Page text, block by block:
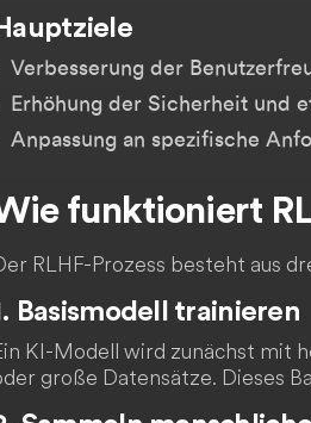
Verbesserung der
Erhöhung der Sicherheit und
Anpassung an spezifische
funktioniert
RLHF-Prozess besteht aus
Basismodell trainieren
KI-Modell wird zunächst mit
große Datensätze. Dieses